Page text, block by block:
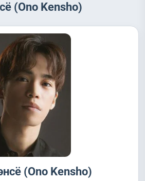
(Ono Kensho)
(Ono Kensho)